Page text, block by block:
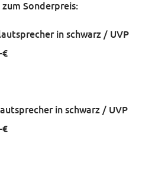
Sonderpreis:
in schwarz / UVP
€
in schwarz / UVP
€
( 27 Alben ) für 100,-
Vorstufe in schwarz für